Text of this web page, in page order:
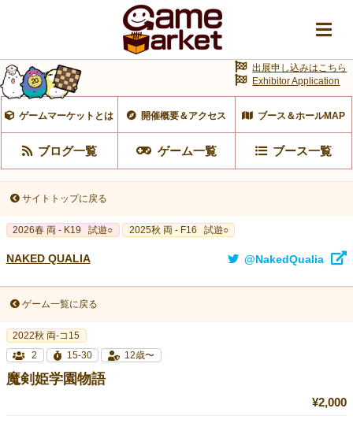
ゲームマーケットとは 開催概要＆アクセス ブース＆ホールMAP
ブログ一覧 ゲーム一覧 ブース一覧
出展申し込みはこちら
Exhibitor Application
サイトトップに戻る
2026春 両 - K19 試遊○ 2025秋 両 - F16 試遊○
NAKED QUALIA @NakedQualia
ゲーム一覧に戻る
2022秋 両-コ15
2
15-30 12歳〜
魔剣姫学園物語
¥2,000